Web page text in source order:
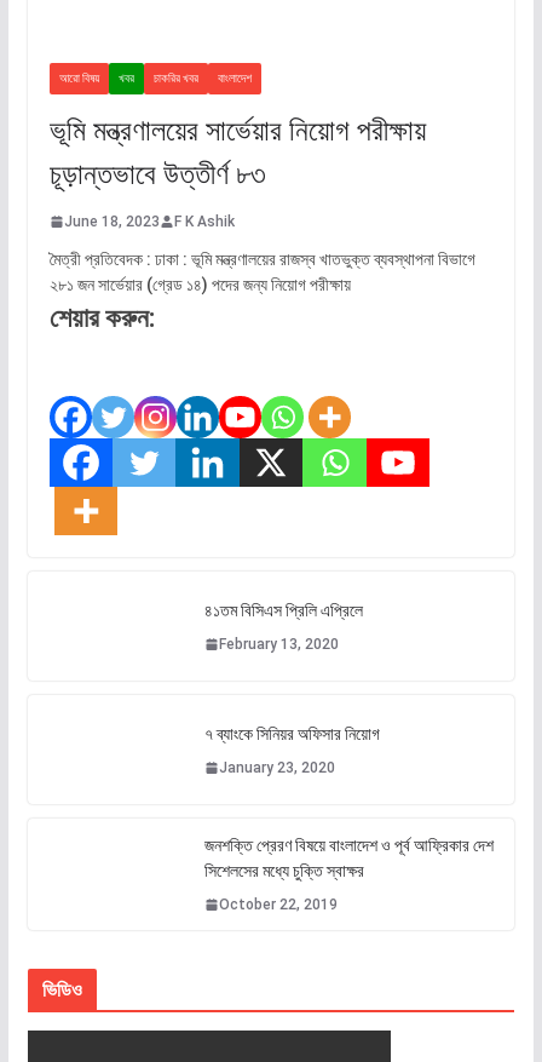
আরো বিষয় খবর চাকরির খবর বাংলাদেশ
ভূমি মন্ত্রণালয়ের সার্ভেয়ার নিয়োগ পরীক্ষায়
চূড়ান্তভাবে উত্তীর্ণ ৮৩
June 18, 2023 F K Ashik
মৈত্রী প্রতিবেদক : ঢাকা : ভূমি মন্ত্রণালয়ের রাজস্ব খাতভুক্ত ব্যবস্থাপনা বিভাগে
২৮১ জন সার্ভেয়ার (গ্রেড ১৪) পদের জন্য নিয়োগ পরীক্ষায়
শেয়ার করুন:
৪১তম বিসিএস প্রিলি এপ্রিলে
February 13, 2020
৭ ব্যাংকে সিনিয়র অফিসার নিয়োগ
January 23, 2020
জনশক্তি প্রেরণ বিষয়ে বাংলাদেশ ও পূর্ব আফ্রিকার দেশ
সিশেলসের মধ্যে চুক্তি স্বাক্ষর
October 22, 2019
ভিডিও